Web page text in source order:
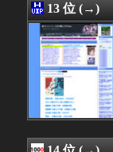
08/07 15:06
08/07 15:05
08/07 15:05
08/07 15:05
08/07 15:05
08/07 15:05
08/07 15:05
08/07 15:04
08/07 15:04
08/07 15:04
08/07 15:03
13 位 (→)